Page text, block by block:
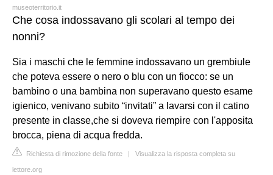
museoterritorio.it
Che cosa indossavano gli scolari al tempo dei
nonni?
Sia i maschi che le femmine indossavano un grembiule
che poteva essere o nero o blu con un fiocco: se un
bambino o una bambina non superavano questo esame
igienico, venivano subito “invitati” a lavarsi con il catino
presente in classe,che si doveva riempire con l'apposita
brocca, piena di acqua fredda.
Richiesta di rimozione della fonte | Visualizza la risposta completa su
lettore.org